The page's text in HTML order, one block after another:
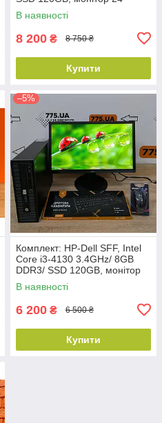
(1920x1080) AMVA LED,
клавіатура, миша, WiFi+BT
В наявності
8 200 ₴ 8 750 ₴
Купити
–5%
Комплект: HP-Dell SFF, Intel
Core i3-4130 3.4GHz/ 8GB
DDR3/ SSD 120GB, монітор
24" (1920x1080) AMVA LED,
клавіатура, миша
В наявності
6 200 ₴ 6 500 ₴
Купити